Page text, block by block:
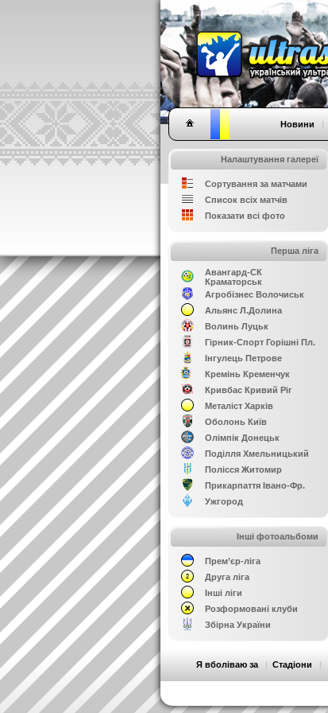
Новини |
Налаштування галереї
Сортування за матчами
Список всіх матчів
Показати всі фото
Перша ліга
Авангард-СК
Краматорськ
Агробізнес Волочиськ
Альянс Л.Долина
Волинь Луцьк
Гірник-Спорт Горішні Пл.
Інгулець Петрове
Кремінь Кременчук
Кривбас Кривий Ріг
Металіст Харків
Оболонь Київ
Олімпік Донецьк
Поділля Хмельницький
Полісся Житомир
Прикарпаття Івано-Фр.
Ужгород
Інші фотоальбоми
Прем’єр-ліга
Друга ліга
Інші ліги
Розформовані клуби
Збірна України
Я вболіваю за | Стадіони |